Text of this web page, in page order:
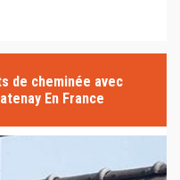
de cheminée avec
En France